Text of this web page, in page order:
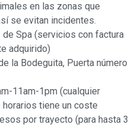
en las zonas que
se evitan incidentes.
Spa (servicios con factura
adquirido)
la Bodeguita, Puerta número
11am-1pm (cualquier
tiene un coste
por trayecto (para hasta 3